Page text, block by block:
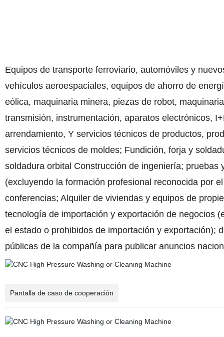
Equipos de transporte ferroviario, automóviles y
vehículos aeroespaciales, equipos de ahorro de
eólica, maquinaria minera, piezas de robot,
transmisión, instrumentación, aparatos electrónicos,
arrendamiento, Y servicios técnicos de productos,
servicios técnicos de moldes; Fundición, forja y
soldadura orbital Construcción de ingeniería;
(excluyendo la formación profesional reconocida por
conferencias; Alquiler de viviendas y equipos de
tecnología de importación y exportación de negocios
el estado o prohibidos de importación y exportación);
públicas de la compañía para publicar anuncios
Pantalla de caso de cooperación